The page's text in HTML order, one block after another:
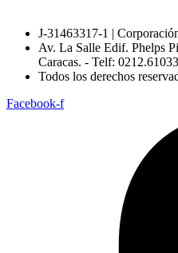
J-31463317-1 |
Av. La Salle Edif. Phelps
Caracas. - Telf:
Todos los derechos
Facebook-f